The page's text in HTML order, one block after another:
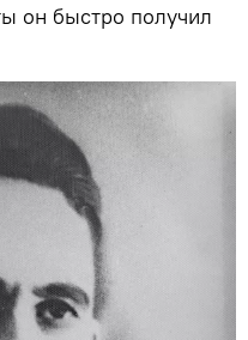
он быстро получил